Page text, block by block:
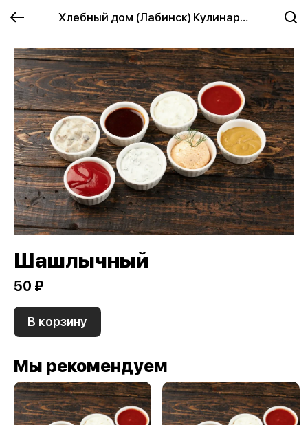
Хлебный дом (Лабинск) Кулинария
Шашлычный
50 ₽
В корзину
Мы рекомендуем